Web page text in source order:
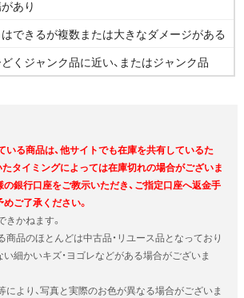
あり
できるが複数または大きなダメージがある
くジャンク品に近い、またはジャンク品
いる商品は、他サイトでも在庫を共有しているた
たタイミングによっては在庫切れの場合がございま
の銀行口座をご教示いただき、ご指定口座へ返金手
ご了承ください。
かねます。
商品のほとんどは中古品・リユース品となっており
い細かいキズ・ヨゴレなどがある場合がございま
により、写真と実際のお色が異なる場合がございま